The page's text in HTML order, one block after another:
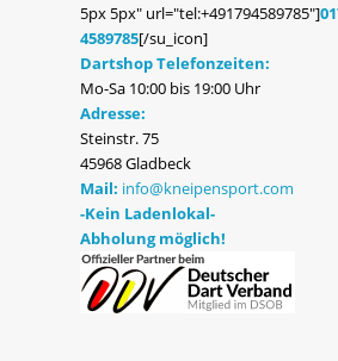
5px 5px" url="tel:+491794589785"]
4589785[/su_icon]
Dartshop Telefonzeiten:
Mo-Sa 10:00 bis 19:00 Uhr
Adresse:
Steinstr. 75
45968 Gladbeck
Mail: info@kneipensport.com
-Kein Ladenlokal-
Abholung möglich!